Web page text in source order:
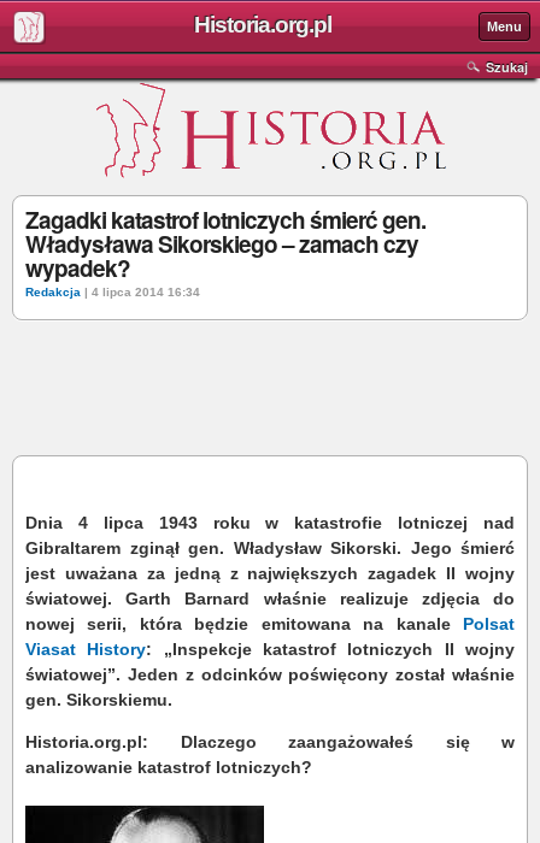
Historia.org.pl Menu
Szukaj
Zagadki katastrof lotniczych śmierć gen.
Władysława Sikorskiego – zamach czy
wypadek?
Redakcja | 4 lipca 2014 16:34
Dnia 4 lipca 1943 roku w katastrofie lotniczej nad
Gibraltarem zginął gen. Władysław Sikorski. Jego śmierć
jest uważana za jedną z największych zagadek II wojny
światowej. Garth Barnard właśnie realizuje zdjęcia do
nowej serii, która będzie emitowana na kanale Polsat
Viasat History: „Inspekcje katastrof lotniczych II wojny
światowej”. Jeden z odcinków poświęcony został właśnie
gen. Sikorskiemu.
Historia.org.pl:
Dlaczego zaangażowałeś się w
analizowanie katastrof lotniczych?